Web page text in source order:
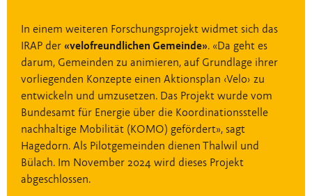
In einem weiteren Forschungsprojekt widmet sich das
IRAP der «velofreundlichen Gemeinde». «Da geht es
darum, Gemeinden zu animieren, auf Grundlage ihrer
vorliegenden Konzepte einen Aktionsplan ‹Velo› zu
entwickeln und umzusetzen. Das Projekt wurde vom
Bundesamt für Energie über die Koordinationsstelle
nachhaltige Mobilität (KOMO) gefördert», sagt
Hagedorn. Als Pilotgemeinden dienen Thalwil und
Bülach. Im November 2024 wird dieses Projekt
abgeschlossen.